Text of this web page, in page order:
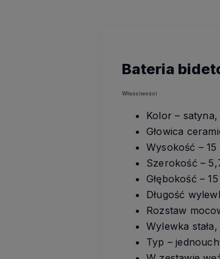
Bateria
Właściwości
Kolor – satyna,
Głowica
Wysokość – 15
Szerokość –
Głębokość –
Długość
Rozstaw
Wylewka stała,
Typ –